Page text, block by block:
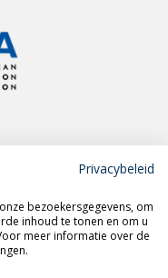
Privacybeleid
bezoekersgegevens, om
inhoud te tonen en om u
meer informatie over de